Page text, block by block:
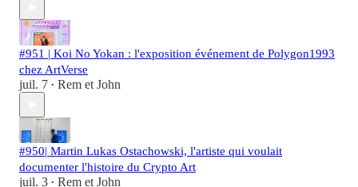
#951 | Koi No Yokan : l'exposition événement de Polygon1993
chez ArtVerse
juil. 7 • Rem et John
#950| Martin Lukas Ostachowski, l'artiste qui voulait
documenter l'histoire du Crypto Art
juil. 3 • Rem et John